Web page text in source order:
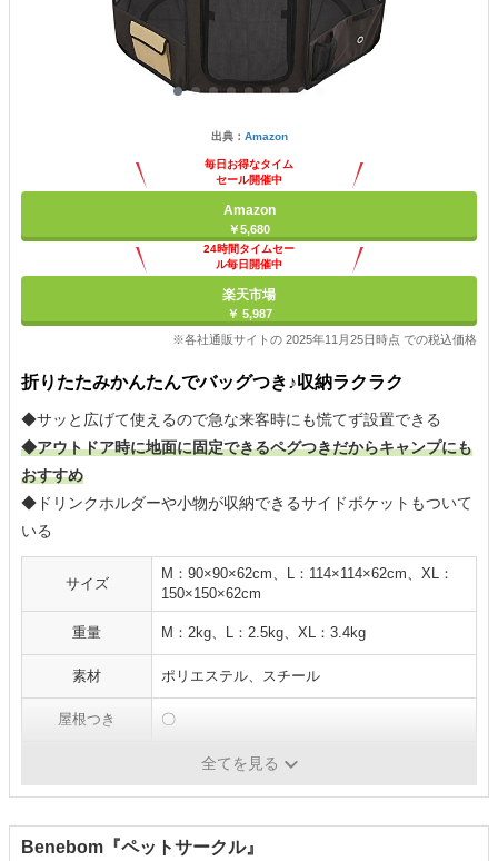
出典： Amazon
毎日お得なタイム
セール開催中
Amazon
￥5,680
24時間タイムセー
ル毎日開催中
楽天市場
￥ 5,987
※各社通販サイトの 2025年11月25日時点 での税込価格
折りたたみかんたんでバッグつき♪収納ラクラク
◆サッと広げて使えるので急な来客時にも慌てず設置できる
◆アウトドア時に地面に固定できるペグつきだからキャンプにも
おすすめ
◆ドリンクホルダーや小物が収納できるサイドポケットもついて
いる
サイズ
M：90×90×62cm、L：114×114×62cm、XL：
150×150×62cm
重量 M：2kg、L：2.5kg、XL：3.4kg
素材 ポリエステル、スチール
屋根つき 〇
全てを見る
Benebom『ペットサークル』